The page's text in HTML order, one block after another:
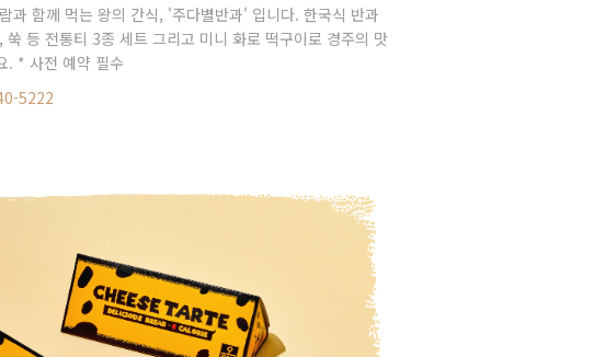
과 함께 먹는 왕의 간식, '주다별반과' 입니다. 한국식 반과
쑥 등 전통티 3종 세트 그리고 미니 화로 떡구이로 경주의 맛
. * 사전 예약 필수
5222